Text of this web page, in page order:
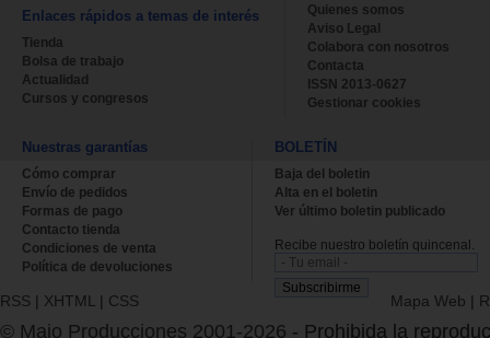
Enlaces rápidos a temas de interés
Tienda
Bolsa de trabajo
Actualidad
Cursos y congresos
Quienes somos
Aviso Legal
Colabora con nosotros
Contacta
ISSN 2013-0627
Gestionar cookies
Nuestras garantías
Cómo comprar
Envío de pedidos
Formas de pago
Contacto tienda
Condiciones de venta
Política de devoluciones
BOLETÍN
Baja del boletin
Alta en el boletin
Ver último boletin publicado
Recibe nuestro boletín quincenal.
RSS | XHTML | CSS Mapa Web |
© Majo Producciones 2001-2026 - Prohibida la